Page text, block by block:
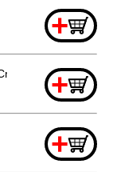
+
G23ss
+
+